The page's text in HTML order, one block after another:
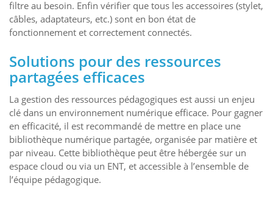
filtre au besoin. Enfin vérifier que tous les accessoires (stylet,
câbles, adaptateurs, etc.) sont en bon état de
fonctionnement et correctement connectés.
Solutions pour des ressources
partagées efficaces
La gestion des ressources pédagogiques est aussi un enjeu
clé dans un environnement numérique efficace. Pour gagner
en efficacité, il est recommandé de mettre en place une
bibliothèque numérique partagée, organisée par matière et
par niveau. Cette bibliothèque peut être hébergée sur un
espace cloud ou via un ENT, et accessible à l’ensemble de
l’équipe pédagogique.